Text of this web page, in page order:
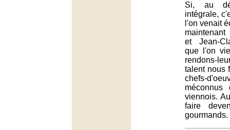
Si, au
intégrale,
l'on venait
et Jean-
que l'on
rendons-
talent nous
chefs-
méconnus
viennois.
faire
gourmands.